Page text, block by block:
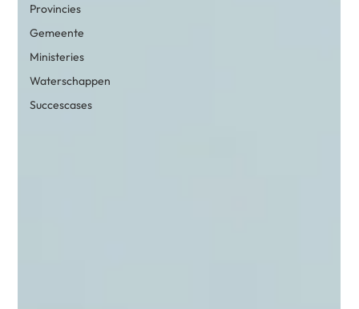
Provincies
Gemeente
Ministeries
Waterschappen
Succescases